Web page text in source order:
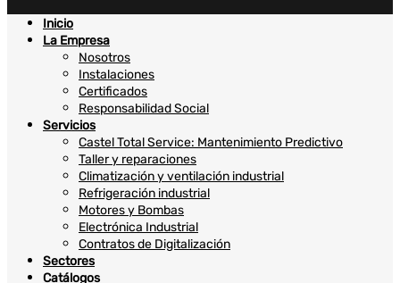
Inicio
La Empresa
Nosotros
Instalaciones
Certificados
Responsabilidad Social
Servicios
Castel Total Service: Mantenimiento Predictivo
Taller y reparaciones
Climatización y ventilación industrial
Refrigeración industrial
Motores y Bombas
Electrónica Industrial
Contratos de Digitalización
Sectores
Catálogos